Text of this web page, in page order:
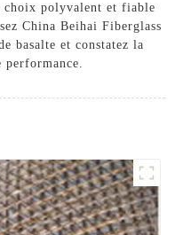
choix polyvalent et fiable
China Beihai Fiberglass
basalte et constatez la
performance.